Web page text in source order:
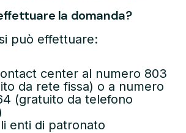
la domanda?
può effettuare:
center al numero 803
da rete fissa) o a numero
(gratuito da telefono
enti di patronato